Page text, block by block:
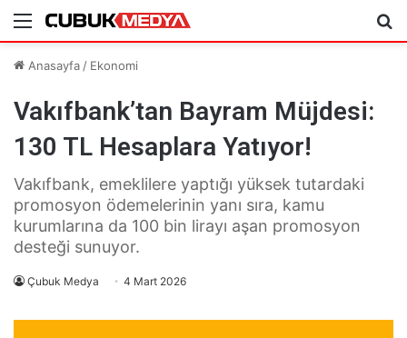
Menü
Anasayfa / Ekonomi
Vakıfbank’tan Bayram Müjdesi:
130 TL Hesaplara Yatıyor!
Vakıfbank, emeklilere yaptığı yüksek tutardaki
promosyon ödemelerinin yanı sıra, kamu
kurumlarına da 100 bin lirayı aşan promosyon
desteği sunuyor.
Çubuk Medya 4 Mart 2026